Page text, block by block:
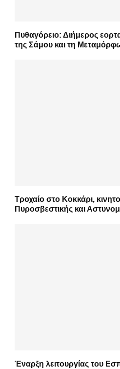
Πυθαγόρειο: Διήμερος
της Σάμου και τη
Τροχαίο στο Κοκκάρι,
Πυροσβεστικής και
Έναρξη λειτουργίας του